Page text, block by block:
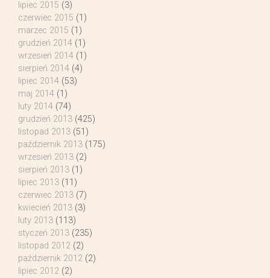
lipiec 2015 (3)
czerwiec 2015 (1)
marzec 2015 (1)
grudzień 2014 (1)
wrzesień 2014 (1)
sierpień 2014 (4)
lipiec 2014 (53)
maj 2014 (1)
luty 2014 (74)
grudzień 2013 (425)
listopad 2013 (51)
październik 2013 (175)
wrzesień 2013 (2)
sierpień 2013 (1)
lipiec 2013 (11)
czerwiec 2013 (7)
kwiecień 2013 (3)
luty 2013 (113)
styczeń 2013 (235)
listopad 2012 (2)
październik 2012 (2)
lipiec 2012 (2)